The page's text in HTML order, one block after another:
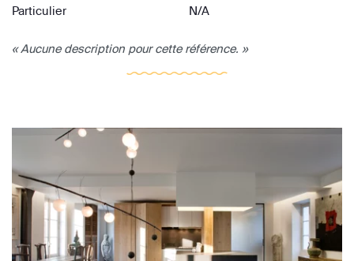
Particulier
N/A
« Aucune description pour cette référence. »